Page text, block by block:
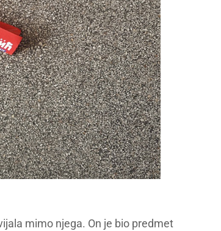
mimo njega. On je bio predmet